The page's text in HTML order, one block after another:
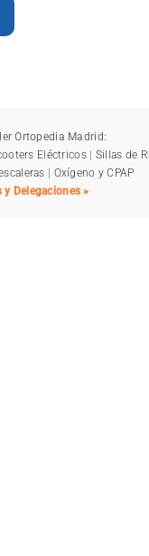
Ortopedia Madrid:
Eléctricos| Sillas de
| Oxígeno y CPAP
y Delegaciones »